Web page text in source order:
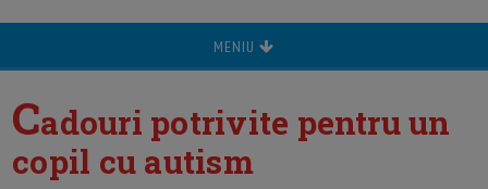
MENIU
Cadouri potrivite pentru un
copil cu autism